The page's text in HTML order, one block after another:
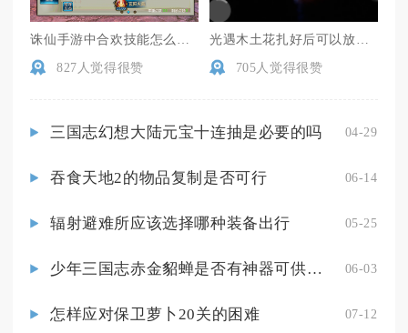
诛仙手游中合欢技能怎么切换
827人觉得很赞
光遇木土花扎好后可以放多久
705人觉得很赞
三国志幻想大陆元宝十连抽是必要的吗 04-29
吞食天地2的物品复制是否可行 06-14
辐射避难所应该选择哪种装备出行 05-25
少年三国志赤金貂蝉是否有神器可供选择 06-03
怎样应对保卫萝卜20关的困难 07-12